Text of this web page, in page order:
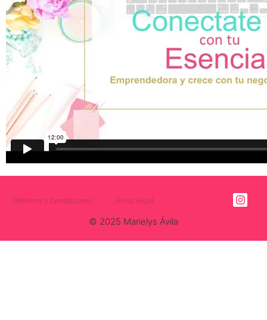
Términos y Condiciones Aviso legal
© 2025 Marielys Ávila